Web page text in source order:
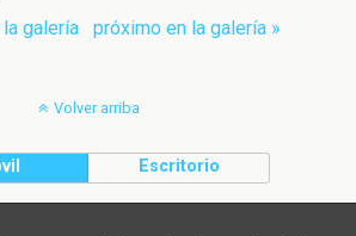
galería
próximo en la galería »
Volver arriba
Escritorio
pertenece a Atletaviajero.info